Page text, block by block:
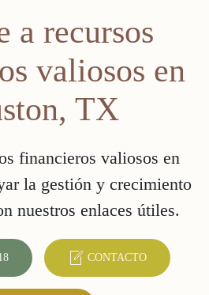
a recursos
valiosos en
TX
financieros valiosos en
la gestión y crecimiento
nuestros enlaces útiles.
CONTACTO